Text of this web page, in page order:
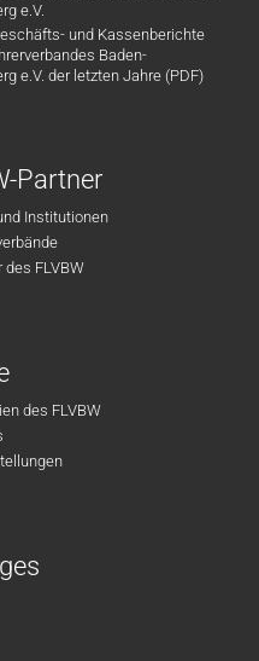
e.V.
und Kassenberichte
Baden-
e.V. der letzten Jahre (PDF)
Partner
Institutionen
des FLVBW
des FLVBW